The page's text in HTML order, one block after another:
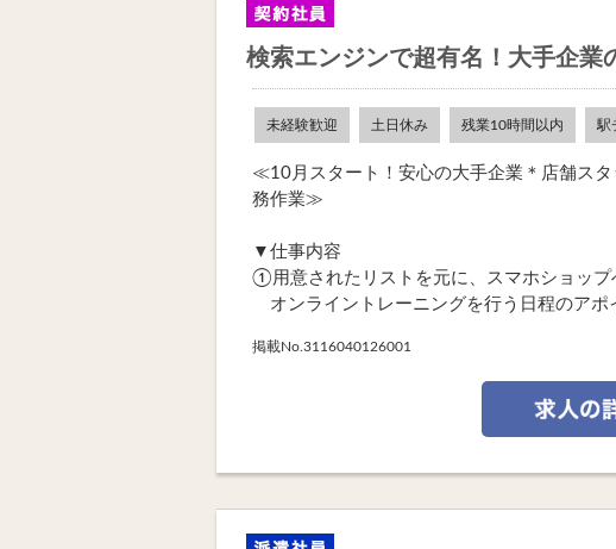
検索エンジンで超有名！大手企業
未経験歓迎 土日休み 残業10時間以内 駅
≪10月スタート！安心の大手企業＊店舗ス
務作業≫
▼仕事内容
①用意されたリストを元に、スマホショップ
オンライントレーニングを行う日程のアポ
掲載No.3116040126001